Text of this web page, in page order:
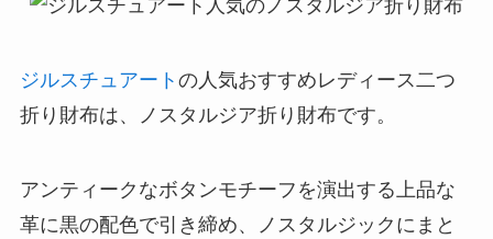
ジルスチュアート の人気おすすめレディース二つ
折り財布は、ノスタルジア折り財布です。
アンティークなボタンモチーフを演出する上品な
革に黒の配色で引き締め、ノスタルジックにまと